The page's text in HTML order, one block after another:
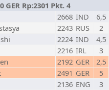
Rp:2301 Pkt. 4
2668 IND
6,5
2243 RUS
2
2224 IND
4,5
2216 IRL
3
2192 GER
2,5
2491 GER
5
2136 ENG
3